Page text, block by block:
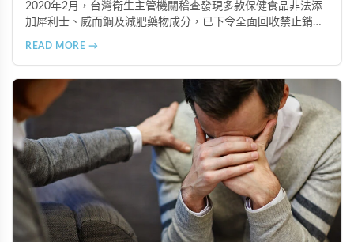
2020年2月，台灣衛生主管機關稽查發現多款保健食品非法添
加犀利士、威而鋼及減肥藥物成分，已下令全面回收禁止銷
READ MORE →